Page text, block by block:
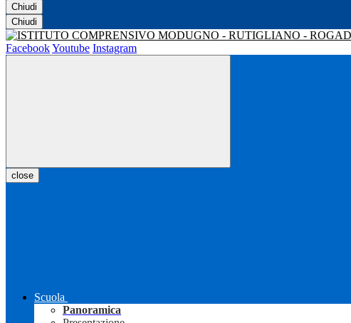
Chiudi
Chiudi
FacebookYoutube Instagram
close
Scuola
Panoramica